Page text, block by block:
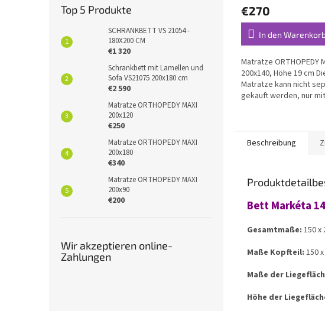
Top 5 Produkte
SCHRANKBETT VS 21054 -
180X200 CM
€1 320
Schrankbett mit Lamellen und
Sofa VS21075 200x180 cm
€2 590
Matratze ORTHOPEDY MAXI
200x120
€250
Matratze ORTHOPEDY MAXI
200x180
€340
Matratze ORTHOPEDY MAXI
200x90
€200
Wir akzeptieren online-
Zahlungen
€270
In den
Matratze ORTHOPEDY
200x140, Höhe 19 cm
Matratze kann nicht
gekauft werden, nur mit
Beschreibung
Bett Markéta
Gesamtmaße: 150 x
Maße Kopfteil: 150
Maße der
Höhe der